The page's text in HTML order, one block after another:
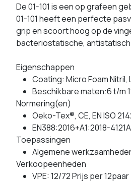
De 01-101 is een op grafeen
01-101 heeft een perfecte
grip en scoort hoog op de
bacteriostatische,
Eigenschappen
Coating: Micro Foam
Beschikbare maten:6 t/m
Normering(en)
Oeko-Tex®, CE, EN ISO
EN388:2016+A1:2018-
Toepassingen
Algemene
Verkoopeenheden
VPE: 12/72 Prijs per 12paar